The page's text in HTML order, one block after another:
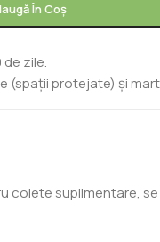
În Coș
zile.
(spații protejate) și
colete suplimentare,